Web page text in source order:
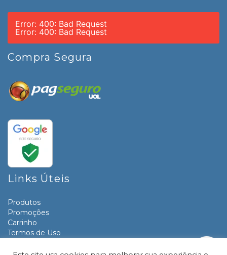
Error: 400: Bad Request
Error: 400: Bad Request
Compra Segura
Links Úteis
Produtos
Promoções
Carrinho
Termos de Uso
Contato